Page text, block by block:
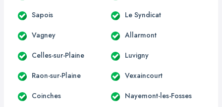
Sapois Le Syndicat
Vagney Allarmont
Celles-sur-Plaine Luvigny
Raon-sur-Plaine Vexaincourt
Coinches Nayemont-les-Fosses